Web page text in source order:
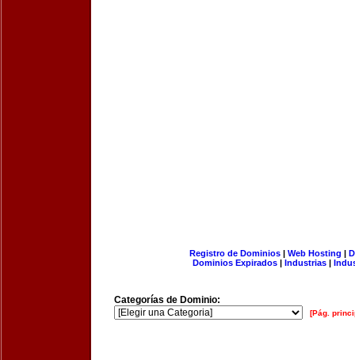
Registro de Dominios| Web Hosting |
Dominios Expirados | Industrias |
Categorías de Dominio:
[Pág.